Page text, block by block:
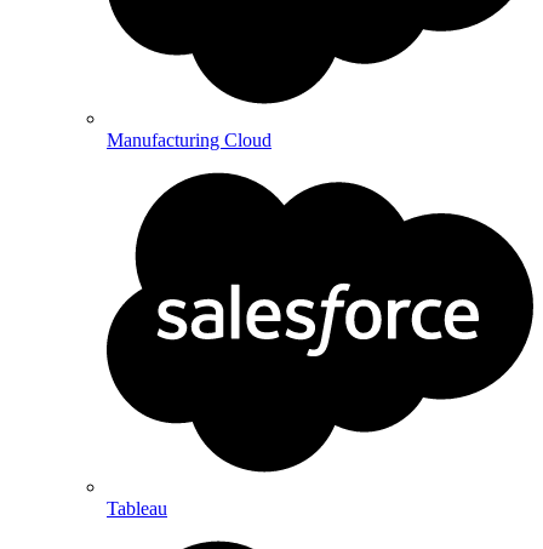
Manufacturing Cloud
Tableau